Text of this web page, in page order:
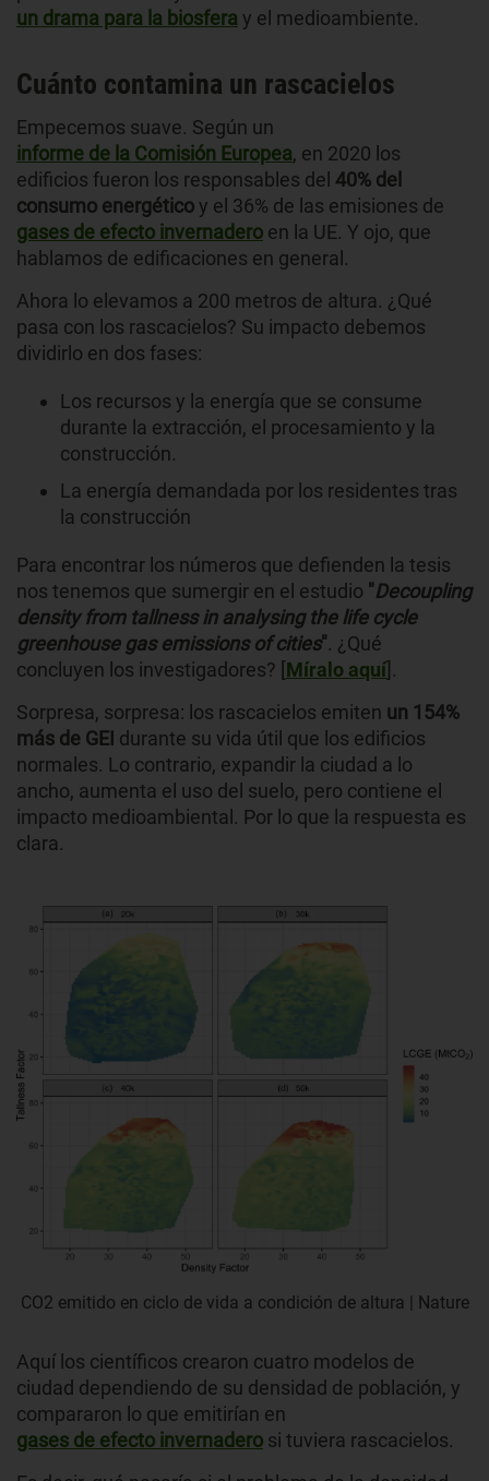
un drama para la biosfera y el medioambiente.
Cuánto contamina un rascacielos
Empecemos suave. Según un
informe de la Comisión Europea, en 2020 los
edificios fueron los responsables del 40% del
consumo energéticoy el 36% de las emisiones de
gases de efecto invernadero en la UE. Y ojo, que
hablamos de edificaciones en general.
Ahora lo elevamos a 200 metros de altura. ¿Qué
pasa con los rascacielos? Su impacto debemos
dividirlo en dos fases:
Los recursos y la energía que se consume
durante la extracción, el procesamiento y la
construcción.
La energía demandada por los residentes tras
la construcción
Para encontrar los números que defienden la tesis
nos tenemos que sumergir en el estudio "Decoupling
density from tallness in analysing the life cycle
greenhouse gas emissions of cities". ¿Qué
concluyen los investigadores? [ Míralo aquí].
Sorpresa, sorpresa: los rascacielos emiten un 154%
más de GEI durante su vida útil que los edificios
normales. Lo contrario, expandir la ciudad a lo
ancho, aumenta el uso del suelo, pero contiene el
impacto medioambiental. Por lo que la respuesta es
clara.
CO2 emitido en ciclo de vida a condición de altura | Nature
Aquí los científicos crearon cuatro modelos de
ciudad dependiendo de su densidad de población, y
compararon lo que emitirían en
gases de efecto invernadero si tuviera rascacielos.